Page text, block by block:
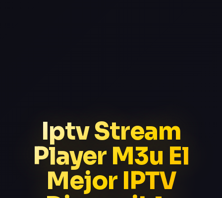
Iptv Stream
Player M3u El
Mejor IPTV